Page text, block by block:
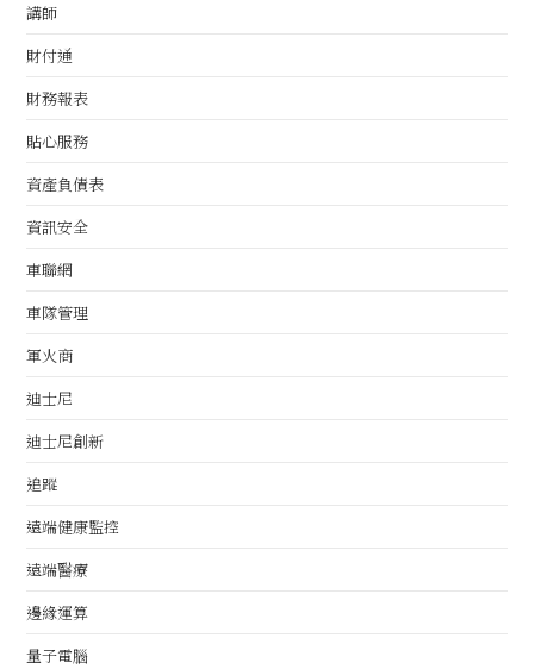
講師
財付通
財務報表
貼心服務
資產負債表
資訊安全
車聯網
車隊管理
軍火商
迪士尼
迪士尼創新
追蹤
遠端健康監控
遠端醫療
邊緣運算
量子電腦